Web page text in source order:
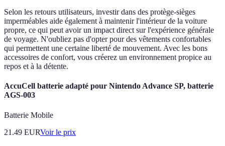
Selon les retours utilisateurs, investir dans des protège-sièges
imperméables aide également à maintenir l'intérieur de la voiture
propre, ce qui peut avoir un impact direct sur l'expérience générale
de voyage. N'oubliez pas d'opter pour des vêtements confortables
qui permettent une certaine liberté de mouvement. Avec les bons
accessoires de confort, vous créerez un environnement propice au
repos et à la détente.
AccuCell batterie adapté pour Nintendo Advance SP, batterie
AGS-003
Batterie Mobile
21.49 EURVoir le prix